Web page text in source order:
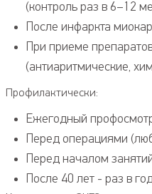
(контроль раз в 6–12
После инфаркта
При приеме
(антиаритмические,
Профилактически:
Ежегодный
Перед операциями
Перед началом
После 40 лет - раз в